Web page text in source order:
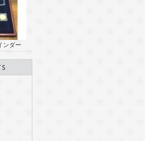
ンダー